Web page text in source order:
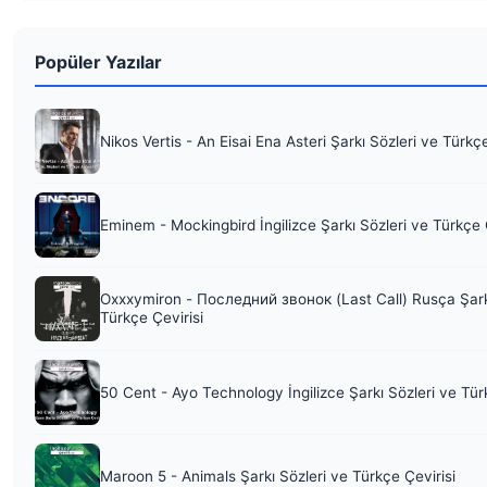
Popüler Yazılar
Nikos Vertis - An Eisai Ena Asteri Şarkı Sözleri ve
Eminem - Mockingbird İngilizce Şarkı Sözleri ve Türkçe
Oxxxymiron - Последний звонок (Last Call) Rusça
Türkçe Çevirisi
50 Cent - Ayo Technology İngilizce Şarkı Sözleri ve
Maroon 5 - Animals Şarkı Sözleri ve Türkçe Çevirisi